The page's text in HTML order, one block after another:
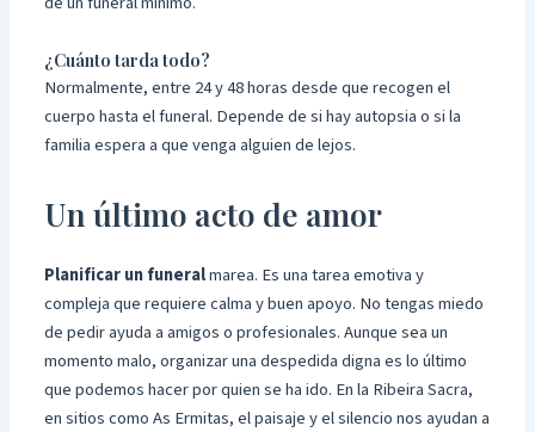
¿Cuánto tarda todo?
Normalmente, entre 24 y 48 horas desde que recogen el
cuerpo hasta el funeral. Depende de si hay autopsia o si la
familia espera a que venga alguien de lejos.
Un último acto de amor
Planificar un funeralmarea. Es una tarea emotiva y
compleja que requiere calma y buen apoyo. No tengas miedo
de pedir ayuda a amigos o profesionales. Aunque sea un
momento malo, organizar una despedida digna es lo último
que podemos hacer por quien se ha ido. En la Ribeira Sacra,
en sitios como As Ermitas, el paisaje y el silencio nos ayudan a